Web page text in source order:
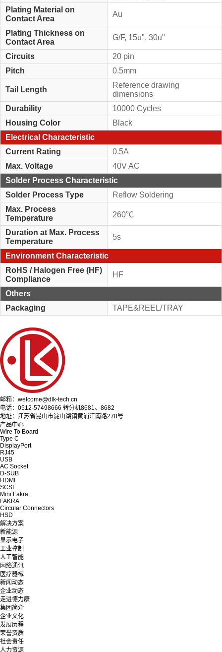
Plating Material on
Contact Area
Au
Plating Thickness on
Contact Area
G/F, 15u", 30u"
Circuits
20 pin
Pitch
0.5mm
Tail Length
Reference drawing
dimensions
Durability
10000 Cycles
Housing Color
Black
Electrical Characteristic
Current Rating
0.5A
Max. Voltage
40V AC
Solder Process Characteristic
Solder Process Type
Reflow Soldering
Max. Process
Temperature
260℃
Duration at Max. Process
Temperature
5s
Environment Characteristic
RoHS / Halogen Free (HF)
Compliance
HF
Others
Packaging
TAPE&REEL/TRAY
邮箱：welcome@dlk-tech.cn
电话：0512-57498666 转分机8681、8682
地址：江苏省昆山市淀山湖镇黄浦江南路278号
产品中心
Wire To Board
Type C
DisplayPort
RJ45
USB
AC Socket
D-SUB
HDMI
SCSI
Mini Fakra
FAKRA
Circular Connectors
HSD
解决方案
新能源
显示电子
工业控制
人工智能
网络通讯
医疗器械
新闻动态
企业动态
走进德力康
集团简介
企业文化
发展历程
荣誉资质
社会责任
人力资源